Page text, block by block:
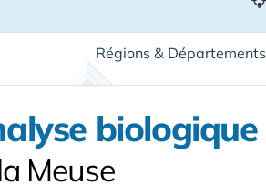
Régions & Départements
biologique
Meuse